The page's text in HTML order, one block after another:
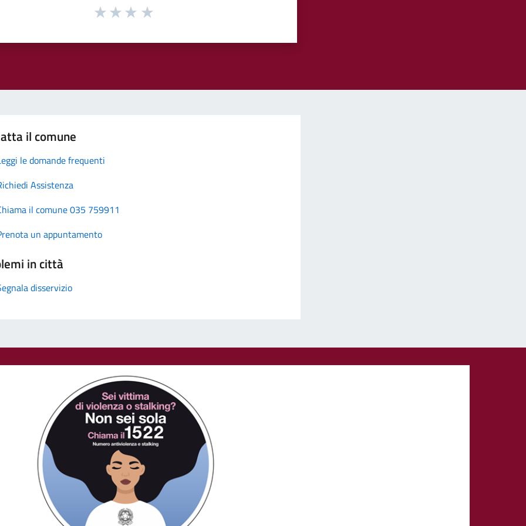
il comune
le domande frequenti
Assistenza
il comune 035 759911
un appuntamento
in città
disservizio